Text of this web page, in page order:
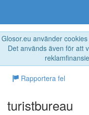
Glosor.eu använder
Det används även för att
Rapportera fel
turistbureau